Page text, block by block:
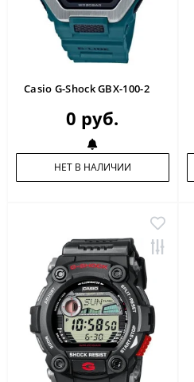
Casio G-Shock GBX-100-2
0 руб.
НЕТ В НАЛИЧИИ